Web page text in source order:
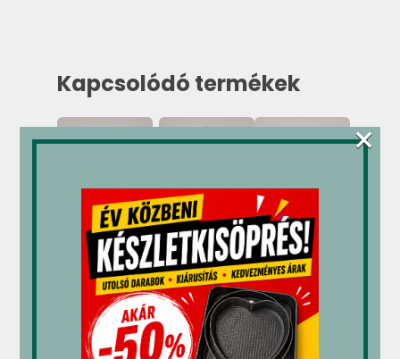
Kapcsolódó termékek
M-gél
öntet
karamell
1,2 kg
3,380Ft
M-gél
öntet
dermedő
csokoládé
1 kg
4,220Ft
Étcsokoládé
csepp
(sütésálló)
500 g
4,350
×